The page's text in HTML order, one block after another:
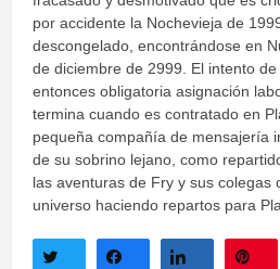
por accidente la Nochevieja de
descongelado, encontrándose en
de diciembre de 2999. El intento
entonces obligatoria asignación
termina cuando es contratado en
pequeña compañía de mensajería
de su sobrino lejano, como
las aventuras de Fry y sus colegas
universo haciendo repartos para